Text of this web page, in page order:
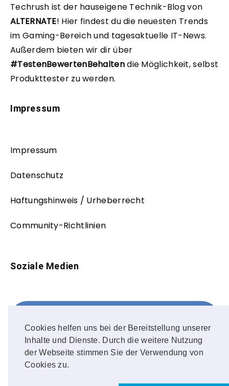
Cookies helfen uns bei der Bereitstellung unserer
Inhalte und Dienste. Durch die weitere Nutzung
der Webseite stimmen Sie der Verwendung von
Cookies zu.
Techrush ist der hauseigene Technik-Blog von
ALTERNATE! Hier findest du die neuesten Trends
im Gaming-Bereich und tagesaktuelle IT-News.
Außerdem bieten wir dir über
#TestenBewertenBehaltendie Möglichkeit, selbst
Produkttester zu werden.
Impressum
Impressum
Datenschutz
Haftungshinweis / Urheberrecht
Community-Richtlinien
Soziale Medien
FOLLOW ME!
Instagram
OUR PHOTOS!